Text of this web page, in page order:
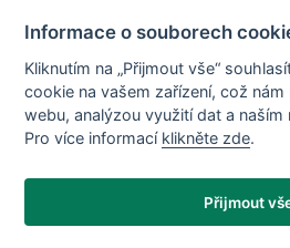
Zahradní oplocení
Průmyslové oplocení
Lesnická a chovatelská pletiva
Plastové plotovky
Kované ploty
Oplocení sportovišt
Informace o souborech
Kliknutím na „Přijmout vše“
cookie na vašem zařízení, což
webu, analýzou využití dat a
Pro více informací klikněte zde.
Přijmout